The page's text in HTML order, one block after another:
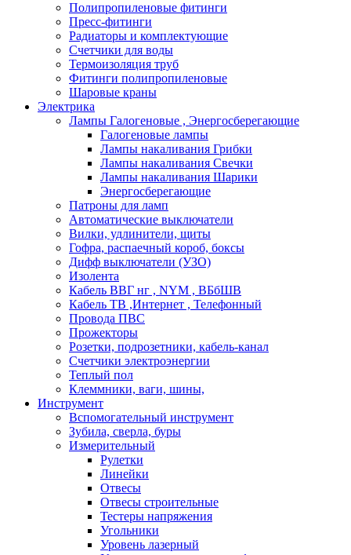
Полипропиленовые фитинги
Пресс-фитинги
Радиаторы и комплектующие
Счетчики для воды
Термоизоляция труб
Фитинги полипропиленовые
Шаровые краны
Электрика
Лампы Галогеновые , Энергосберегающие
Галогеновые лампы
Лампы накаливания Грибки
Лампы накаливания Свечки
Лампы накаливания Шарики
Энергосберегающие
Патроны для ламп
Автоматические выключатели
Вилки, удлинители, щиты
Гофра, распаечный короб, боксы
Дифф выключатели (УЗО)
Изолента
Кабель ВВГ нг , NYM , ВБбШВ
Кабель ТВ ,Интернет , Телефонный
Провода ПВС
Прожекторы
Розетки, подрозетники, кабель-канал
Счетчики электроэнергии
Теплый пол
Клеммники, ваги, шины,
Инструмент
Вспомогательный инструмент
Зубила, сверла, буры
Измерительный
Рулетки
Линейки
Отвесы
Отвесы строительные
Тестеры напряжения
Угольники
Уровень лазерный